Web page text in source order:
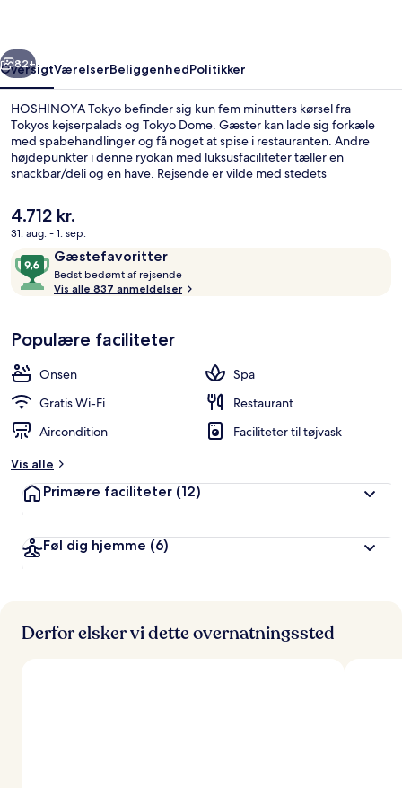
Næste
82+
OversigtVærelserBeliggenhedPolitikker
HOSHINOYA Tokyo befinder sig kun fem minutters kørsel fra
Tokyos kejserpalads og Tokyo Dome. Gæster kan lade sig forkæle
med spabehandlinger og få noget at spise i restauranten. Andre
højdepunkter i denne ryokan med luksusfaciliteter tæller en
snackbar/deli og en have. Rejsende er vilde med stedets
væk: Otemachi Subwaystation er få skridt derfra og Takebashi
Subwaystation ligger 11 minutter væk.
Den
nuværende
er
4.712 kr.
4.712 kr.
31. aug. - 1. sep.
AnmeldelserGæstefavoritter
9,6
ud
af
Gæstefavoritter
Bedst bedømt af rejsende
e
a
f
d
e
Vis alle 837 anmeldelser
Populære faciliteter
Onsen
Spa
Gratis Wi-Fi
Restaurant
Aircondition
Faciliteter til tøjvask
Vis alle
Primære faciliteter (12)
Føl dig hjemme (6)
Derfor elsker vi dette overnatningssted